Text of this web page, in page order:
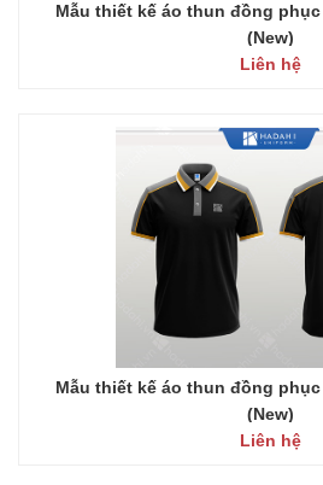
Mẫu thiết kế áo thun đồng
(New)
Liên hệ
Mẫu thiết kế áo thun đồng
(New)
Liên hệ